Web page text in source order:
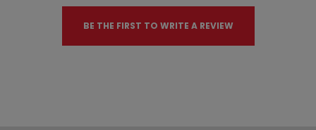
BE THE FIRST TO WRITE A REVIEW